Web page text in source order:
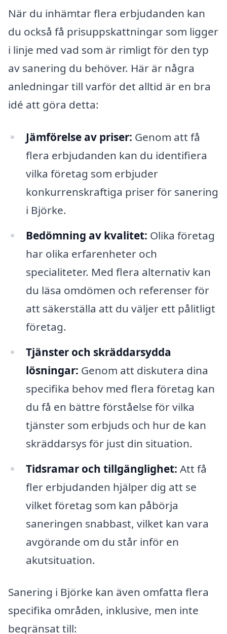
När du inhämtar flera erbjudanden kan
du också få prisuppskattningar som ligger
i linje med vad som är rimligt för den typ
av sanering du behöver. Här är några
anledningar till varför det alltid är en bra
idé att göra detta:
Jämförelse av priser: Genom att få
flera erbjudanden kan du identifiera
vilka företag som erbjuder
konkurrenskraftiga priser för sanering
i Björke.
Bedömning av kvalitet: Olika företag
har olika erfarenheter och
specialiteter. Med flera alternativ kan
du läsa omdömen och referenser för
att säkerställa att du väljer ett pålitligt
företag.
Tjänster och skräddarsydda
lösningar: Genom att diskutera dina
specifika behov med flera företag kan
du få en bättre förståelse för vilka
tjänster som erbjuds och hur de kan
skräddarsys för just din situation.
Tidsramar och tillgänglighet: Att få
fler erbjudanden hjälper dig att se
vilket företag som kan påbörja
saneringen snabbast, vilket kan vara
avgörande om du står inför en
akutsituation.
Sanering i Björke kan även omfatta flera
specifika områden, inklusive, men inte
begränsat till: